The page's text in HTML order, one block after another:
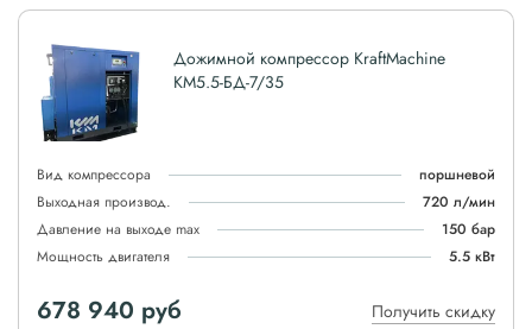
Дожимной компрессор KraftMachine
КМ5.5-БД-7/35
Вид компрессора
поршневой
Выходная производ.
720 л/мин
Давление на выходе max
150 бар
Мощность двигателя
5.5 кВт
678 940 руб Получить скидку